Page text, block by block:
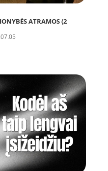
ATRAMOS (2